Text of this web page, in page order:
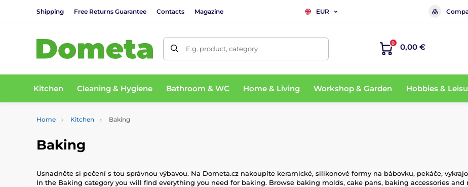
Shipping Free Returns Guarantee Contacts Magazine EUR
E.g. product, category
0 0,00 €
Kitchen Cleaning & Hygiene Bathroom & WC Home & Living Workshop & Garden Hobbies &
Home Kitchen Baking
Baking
Usnadněte si pečení s tou správnou výbavou. Na Dometa.cz nakoupíte keramické, silikonové formy na bábovku, pekáče,
In the Baking category you will find everything you need for baking. Browse baking molds, cake pans, baking accessories and